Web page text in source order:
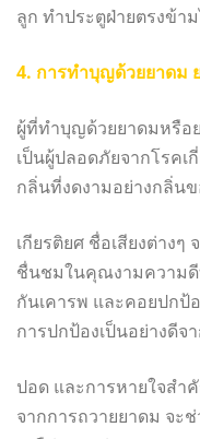
ลูก ทำประตูฝ่ายตรงข้า
4. การทำบุญด้วยยาดม
ผู้ที่ทำบุญด้วยยาดมหรือ
เป็นผู้ปลอดภัยจากโรคเ
กลิ่นที่งดงามอย่างกลิ่น
เกียรติยศ ชื่อเสียงต่าง
ชื่นชมในคุณงามความดี
กันเคารพ และคอยปกป้
การปกป้องเป็นอย่างดีจ
ปอด และการหายใจสำ
จากการถวายยาดม จะ